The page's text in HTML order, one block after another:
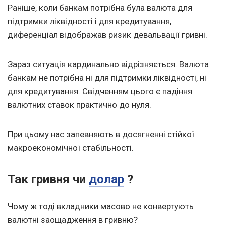
Раніше, коли банкам потрібна була валюта для
підтримки ліквідності і для кредитування,
диференціал відображав ризик девальвації гривні.
Зараз ситуація кардинально відрізняється. Валюта
банкам не потрібна ні для підтримки ліквідності, ні
для кредитування. Свідченням цього є падіння
валютних ставок практично до нуля.
При цьому нас запевняють в досягненні стійкої
макроекономічної стабільності.
Так гривня чи долар ?
Чому ж тоді вкладники масово не конвертують
валютні заощадження в гривню?